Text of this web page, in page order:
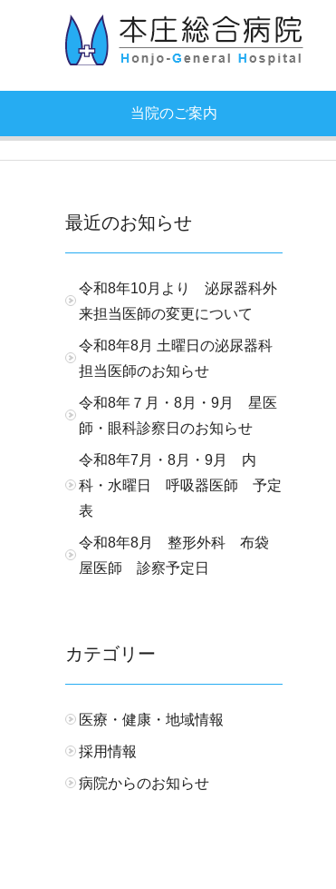
当院のご案内
最近のお知らせ
令和8年10月より 泌尿器科外
来担当医師の変更について
令和8年8月 土曜日の泌尿器科
担当医師のお知らせ
令和8年７月・8月・9月 星医
師・眼科診察日のお知らせ
令和8年7月・8月・9月 内
科・水曜日 呼吸器医師 予定
表
令和8年8月 整形外科 布袋
屋医師 診察予定日
カテゴリー
医療・健康・地域情報
採用情報
病院からのお知らせ